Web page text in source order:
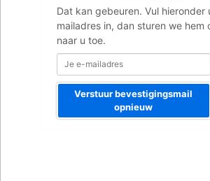
Dat kan gebeuren. Vul hieronder
mailadres in, dan sturen we hem
naar u toe.
mailadres
Verstuur bevestigingsmail
opnieuw